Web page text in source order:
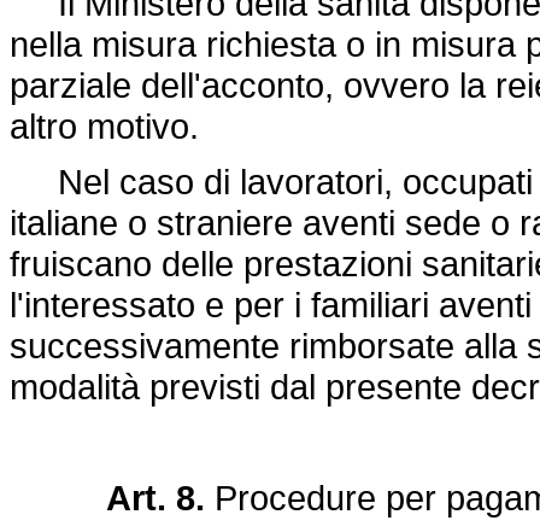
nella misura richiesta o in misura
parziale dell'acconto, ovvero la
altro motivo.
Nel caso di lavoratori, occupati
italiane o straniere aventi sede o
fruiscano delle prestazioni
l'interessato e per i familiari
successivamente rimborsate alla
modalità previsti dal presente
Art. 8. Procedure per